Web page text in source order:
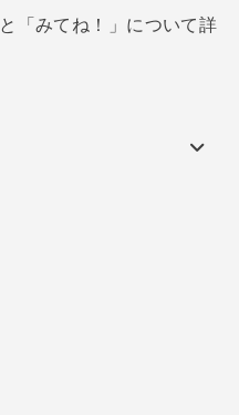
「みてね！」について詳